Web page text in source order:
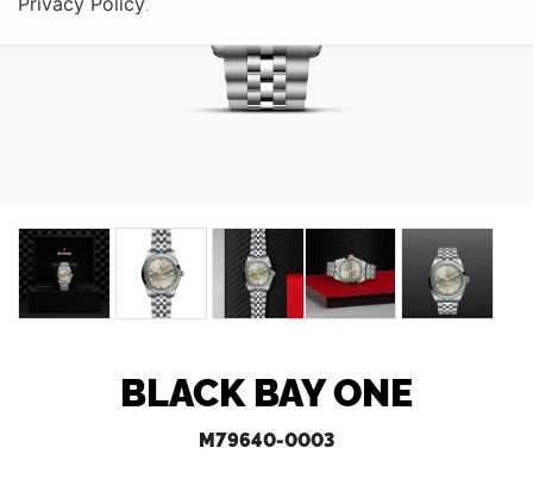
BLACK BAY ONE
M79640-0003